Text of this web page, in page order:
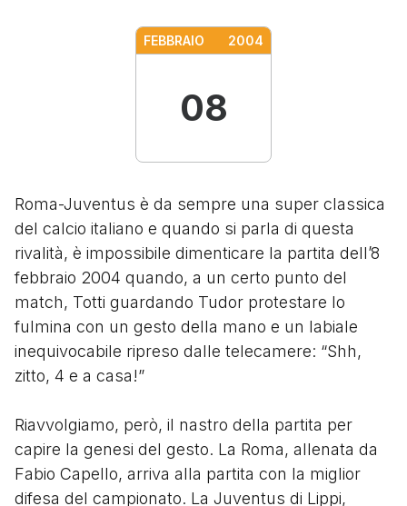
FEBBRAIO 2004
08
Roma-Juventus è da sempre una super classica
del calcio italiano e quando si parla di questa
rivalità, è impossibile dimenticare la partita dell’8
febbraio 2004 quando, a un certo punto del
match, Totti guardando Tudor protestare lo
fulmina con un gesto della mano e un labiale
inequivocabile ripreso dalle telecamere: “Shh,
zitto, 4 e a casa!”
Riavvolgiamo, però, il nastro della partita per
capire la genesi del gesto. La Roma, allenata da
Fabio Capello, arriva alla partita con la miglior
difesa del campionato. La Juventus di Lippi,